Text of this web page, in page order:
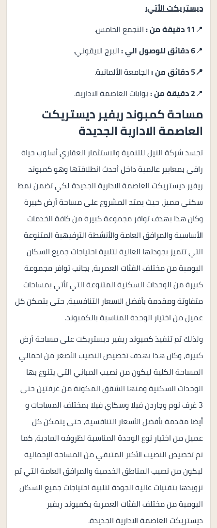
ديستريكت الأتي:
📍11 دقيقة من :
التجمع الخامس.
📍6 دقائق للوصول الي :
البرج الايقوني.
📍5 دقائق من :
الجامعة الألمانية.
📍2 دقيقة من : بوابات العاصمة الادارية.
مساحة كمبوند ريفير ديستريكت
العاصمة الادارية الجديدة
تجسد شركة النيل للتنمية والاستثمار العقاري أسلوب حياة
راقي بمعايير عالمية داخل أحدث انطلاقتها وهو كمبوند
ريفير ديستريكت العاصمة الادارية الجديدة لكي تضمن نمط
سكني مميز، حيث يمتد المشروع على مساحة أرض كبيرة
وكان هذا بهدف توافر مجموعة كبيرة من كافة الخدمات
الأساسية والمرافق العامة والأنشطة الترفيهية المتنوعة
التي تتميز بجودتها العالية لتلبية احتياجات جميع السكان
اليومية من مختلف الفئات العمرية، بجانب توافر مجموعة
كبيرة من الوحدات السكنية المتنوعة التي تأتي بمساحات
متفاوتة ومقدمة بأفضل الاسعار التنافسية، حتى يتمكن كل
عميل من اختيار الوحدة المناسبة بالكمبوند.
ولذلك تم تنفيذ كمبوند ريفير ديستريكت على مساحة أرض
كبيرة، وكان هذا بهدف تخصيص النصيب الأصغر من اجمالي
المساحة الكلية ليكون من نصيب المباني التي يتنوع بها
الوحدات السكنية ومنها الشقق المكونة من غرفتين حتى
3 غرف نوم وجاردن فيلا وسكاي فيلا بمختلف المساحات و
أيضا مقدمة بأفضل الأسعار التنافسية، حتى يتمكن كل
عميل من اختيار نوع الوحدة المناسبة لظروفه المادية، كما
تم تخصيص النصيب الأكبر المتبقي من المساحة الإجمالية
ليكون من نصيب المناطق الخدمية والمرافق العامة التي تم
تزويدها بتقنيات عالية الجودة لتلبية احتياجات جميع السكان
اليومية من مختلف الفئات العمرية بكمبوند ريفير
ديستريكت العاصمة الادارية الجديدة.